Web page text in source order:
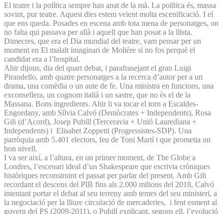
El teatre i la política sempre han anat de la mà. La política és, massa
sovint, pur teatre. Aquest dies estem veient molta escenificació. I el
que ens queda. Posades en escena amb tota mena de personatges, on
no falta qui passava per allà i aquell que han posat a la llista.
Dimecres, que era el Dia mundial del teatre, vam pensar per un
moment en El malalt imaginari de Molière si no fos perquè el
candidat era a l’hospital.
Ahir dijous, dia del quart debat, i parafrasejant el gran Luigi
Pirandello, amb quatre personatges a la recerca d’autor per a un
drama, una comèdia o un aute de fe. Una ministra en funcions, una
exconsellera, un cognom italià i un sastre, que no és el de la
Massana. Bons ingredients. Ahir li va tocar el torn a Escaldes-
Engordany, amb Sílvia Calvó (Demòcrates + Independents), Rosa
Gili (d’Acord), Josep Pubill (Terceravia + Unió Laurediana +
Independents) i Elisabet Zoppetti (Progressistes-SDP). Una
parròquia amb 5.401 electors, feu de Toni Martí i que prometia un
bon nivell.
I va ser així, a l’altura, en un primer moment, de The Globe a
Londres, l’escenari ideal d’un Shakespeare que escrivia cròniques
històriques reconstruint el passat per parlar del present. Amb Gili
recordant el descens del PIB fins als 2.000 milions del 2018, Calvó
intentant portar el debat al seu terreny amb temes del seu ministeri, a
la negociació per la lliure circulació de mercaderies, i fent esment al
govern del PS (2009-2011), o Pubill explicant, segons ell, l’evolució